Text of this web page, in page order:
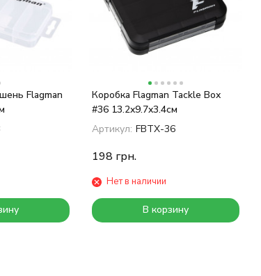
Flagman
Коробка Flagman Tackle Box
#36 13.2x9.7x3.4см
Артикул: FBTX-36
198 грн.
Нет в наличии
В корзину